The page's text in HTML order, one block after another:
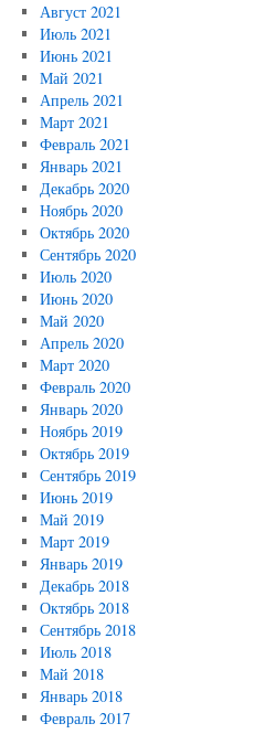
Август 2021
Июль 2021
Июнь 2021
Май 2021
Апрель 2021
Март 2021
Февраль 2021
Январь 2021
Декабрь 2020
Ноябрь 2020
Октябрь 2020
Сентябрь 2020
Июль 2020
Июнь 2020
Май 2020
Апрель 2020
Март 2020
Февраль 2020
Январь 2020
Ноябрь 2019
Октябрь 2019
Сентябрь 2019
Июнь 2019
Май 2019
Март 2019
Январь 2019
Декабрь 2018
Октябрь 2018
Сентябрь 2018
Июль 2018
Май 2018
Январь 2018
Февраль 2017